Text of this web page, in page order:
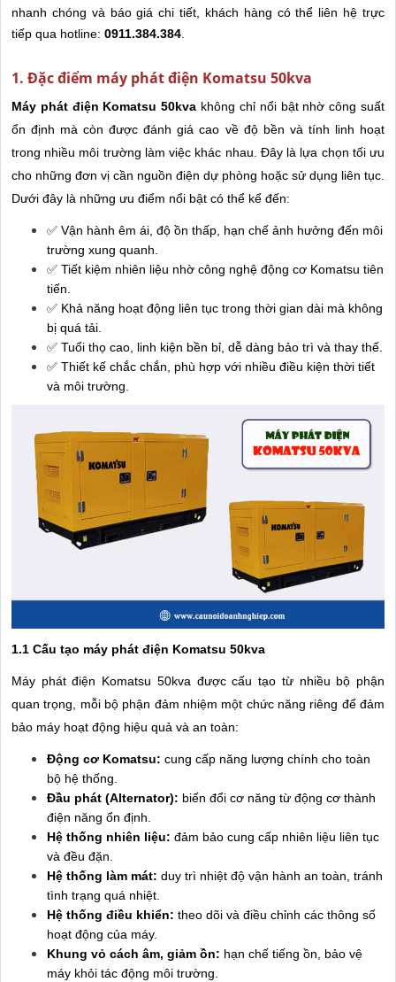
nhanh chóng và báo giá chi tiết, khách hàng có thể liên hệ trực
tiếp qua hotline: 0911.384.384.
1. Đặc điểm máy phát điện Komatsu 50kva
Máy phát điện Komatsu 50kva không chỉ nổi bật nhờ công suất
ổn định mà còn được đánh giá cao về độ bền và tính linh hoạt
trong nhiều môi trường làm việc khác nhau. Đây là lựa chọn tối ưu
cho những đơn vị cần nguồn điện dự phòng hoặc sử dụng liên tục.
Dưới đây là những ưu điểm nổi bật có thể kể đến:
✅ Vận hành êm ái, độ ồn thấp, hạn chế ảnh hưởng đến môi
trường xung quanh.
✅ Tiết kiệm nhiên liệu nhờ công nghệ động cơ Komatsu tiên
tiến.
✅ Khả năng hoạt động liên tục trong thời gian dài mà không
bị quá tải.
✅ Tuổi thọ cao, linh kiện bền bỉ, dễ dàng bảo trì và thay thế.
✅ Thiết kế chắc chắn, phù hợp với nhiều điều kiện thời tiết
và môi trường.
1.1 Cấu tạo máy phát điện Komatsu 50kva
Máy phát điện Komatsu 50kva được cấu tạo từ nhiều bộ phận
quan trọng, mỗi bộ phận đảm nhiệm một chức năng riêng để đảm
bảo máy hoạt động hiệu quả và an toàn:
Động cơ Komatsu: cung cấp năng lượng chính cho toàn
bộ hệ thống.
Đầu phát (Alternator): biến đổi cơ năng từ động cơ thành
điện năng ổn định.
Hệ thống nhiên liệu: đảm bảo cung cấp nhiên liệu liên tục
và đều đặn.
Hệ thống làm mát: duy trì nhiệt độ vận hành an toàn, tránh
tình trạng quá nhiệt.
Hệ thống điều khiển: theo dõi và điều chỉnh các thông số
hoạt động của máy.
Khung vỏ cách âm, giảm ồn: hạn chế tiếng ồn, bảo vệ
máy khỏi tác động môi trường.